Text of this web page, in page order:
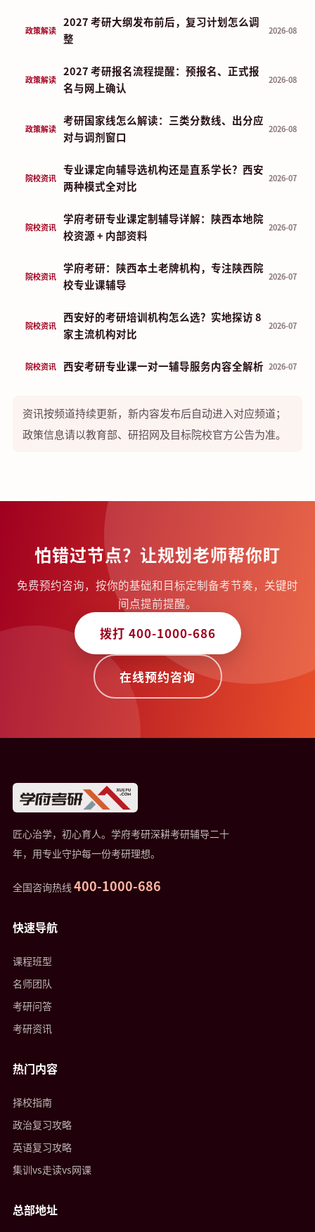
政策解读
2027 考研大纲发布前后，复习计划怎么调
整
2026-08
政策解读
2027 考研报名流程提醒：预报名、正式报
名与网上确认
2026-08
政策解读
考研国家线怎么解读：三类分数线、出分应
对与调剂窗口
2026-08
院校资讯
专业课定向辅导选机构还是直系学长？西安
两种模式全对比
2026-07
院校资讯
学府考研专业课定制辅导详解：陕西本地院
校资源 + 内部资料
2026-07
院校资讯
学府考研：陕西本土老牌机构，专注陕西院
校专业课辅导
2026-07
院校资讯
西安好的考研培训机构怎么选？实地探访 8
家主流机构对比
2026-07
院校资讯 西安考研专业课一对一辅导服务内容全解析 2026-07
资讯按频道持续更新，新内容发布后自动进入对应频道；
政策信息请以教育部、研招网及目标院校官方公告为准。
怕错过节点？让规划老师帮你盯
免费预约咨询，按你的基础和目标定制备考节奏，关键时
间点提前提醒。
拨打 400-1000-686
在线预约咨询
匠心治学，初心育人。学府考研深耕考研辅导二十
年，用专业守护每一份考研理想。
全国咨询热线400-1000-686
快速导航
课程班型
名师团队
考研问答
考研资讯
热门内容
择校指南
政治复习攻略
英语复习攻略
集训vs走读vs网课
总部地址